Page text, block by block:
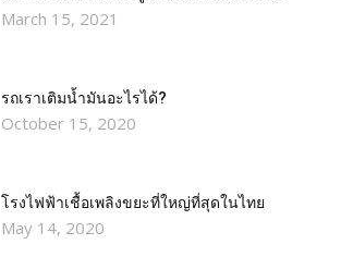
March 15, 2021
รถเราเติมน้ำมันอะไรได้?​
October 15, 2020
โรงไฟฟ้าเชื้อเพลิงขยะที่ใหญ่ที่สุดในไทย
May 14, 2020